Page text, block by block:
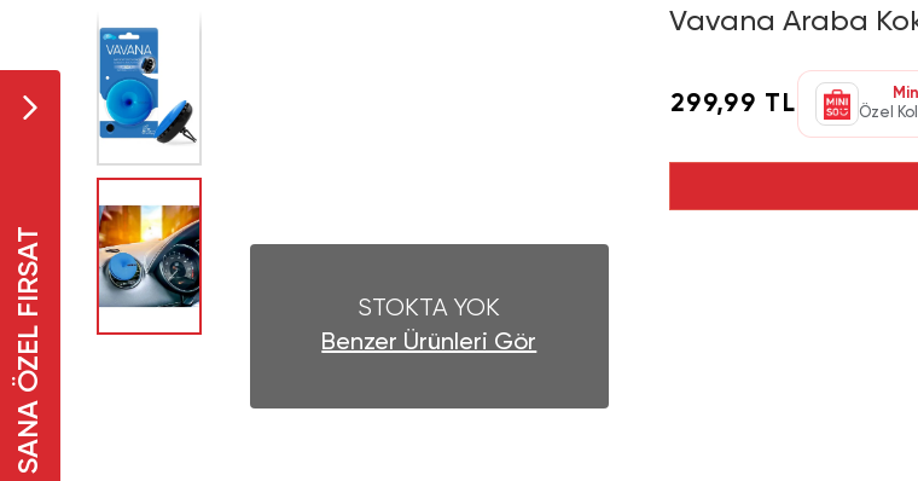
SANA ÖZEL FIRSAT STOKTA YOK
Benzer Ürünleri Gör
Vavana Araba
299,99 TL
Özel